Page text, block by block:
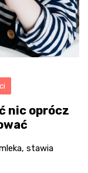
nic oprócz
stawia